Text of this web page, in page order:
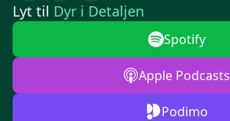
Lyt til Dyr i Detaljen
Spotify
Apple Podcasts
Podimo